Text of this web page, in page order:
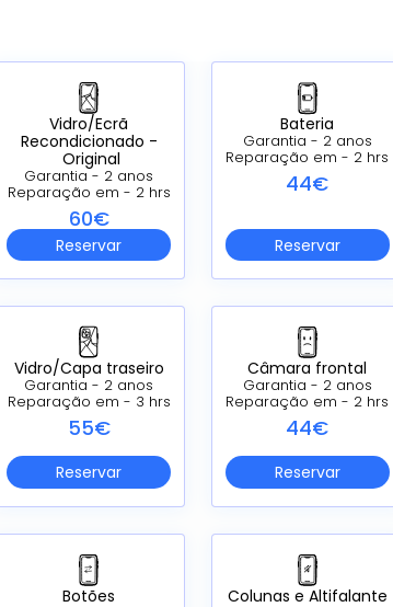
Vidro/Ecrã
Recondicionado -
Original
Garantia - 2 anos
Reparação em - 2 hrs
60€
Reservar
Bateria
Garantia - 2 anos
Reparação em - 2 hrs
44€
Reservar
Vidro/Capa traseiro
Garantia - 2 anos
Reparação em - 3 hrs
55€
Reservar
Câmara frontal
Garantia - 2 anos
Reparação em - 2 hrs
44€
Reservar
Botões Colunas e Altifalante